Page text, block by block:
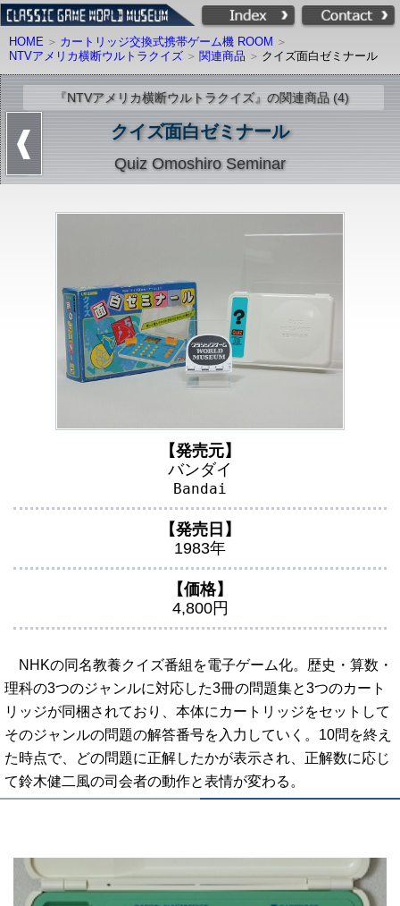
HOME
カートリッジ交換式携帯ゲーム機 ROOM
NTVアメリカ横断ウルトラクイズ
関連商品 クイズ面白ゼミナール
『NTVアメリカ横断ウルトラクイズ』の関連商品 (4)
クイズ面白ゼミナール
Quiz Omoshiro Seminar
【発売元】
バンダイ
Bandai
【発売日】
1983年
【価格】
4,800円
NHKの同名教養クイズ番組を電子ゲーム化。歴史・算数・
理科の3つのジャンルに対応した3冊の問題集と3つのカート
リッジが同梱されており、本体にカートリッジをセットして
そのジャンルの問題の解答番号を入力していく。10問を終え
た時点で、どの問題に正解したかが表示され、正解数に応じ
て鈴木健二風の司会者の動作と表情が変わる。